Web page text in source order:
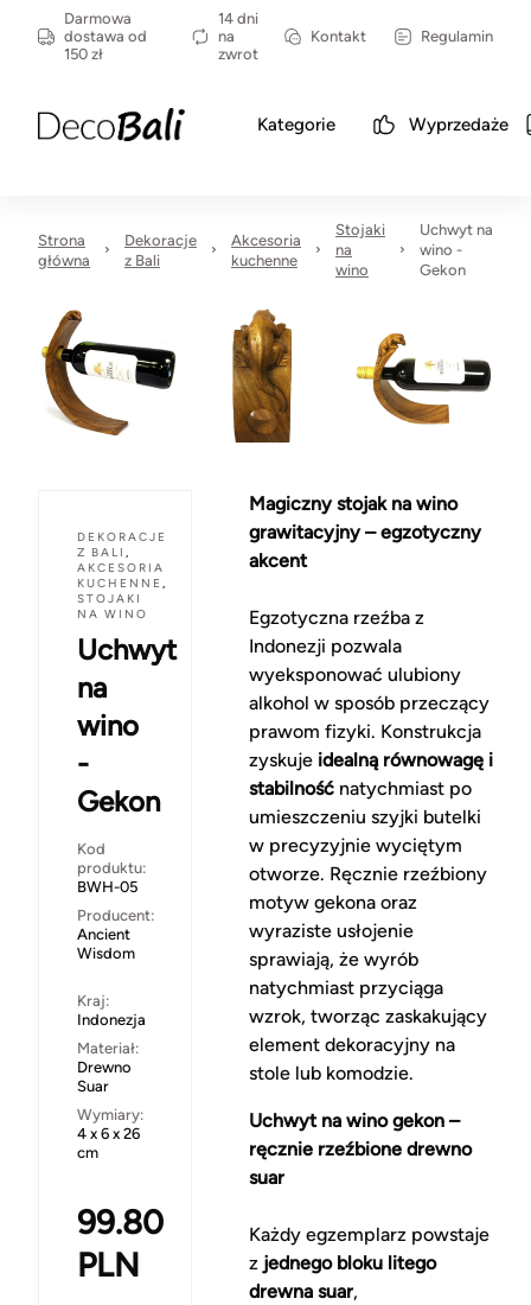
Darmowa
dostawa od
150 zł
14 dni
na
zwrot
Kontakt Regulamin
Kategorie Wyprzedaże
Strona
główna
Dekoracje
z Bali
Akcesoria
kuchenne
Stojaki
na
wino
Uchwyt na
wino -
Gekon
DEKORACJE
Z BALI ,
AKCESORIA
KUCHENNE ,
STOJAKI
NA WINO
Uchwyt
na
wino
-
Gekon
Kod
produktu:
BWH-05
Producent:
Ancient
Wisdom
Kraj:
Indonezja
Materiał:
Drewno
Suar
Wymiary:
4 x 6 x 26
cm
99.80
PLN
Magiczny stojak na wino
grawitacyjny – egzotyczny
akcent
Egzotyczna rzeźba z
Indonezji pozwala
wyeksponować ulubiony
alkohol w sposób przeczący
prawom fizyki. Konstrukcja
zyskuje idealną równowagę i
stabilnośćnatychmiast po
umieszczeniu szyjki butelki
w precyzyjnie wyciętym
otworze. Ręcznie rzeźbiony
motyw gekona oraz
wyraziste usłojenie
sprawiają, że wyrób
natychmiast przyciąga
wzrok, tworząc zaskakujący
element dekoracyjny na
stole lub komodzie.
Uchwyt na wino gekon –
ręcznie rzeźbione drewno
suar
Każdy egzemplarz powstaje
z jednego bloku litego
drewna suar,